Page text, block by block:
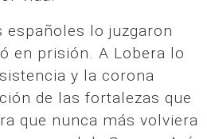
españoles lo juzgaron
en prisión. A Lobera lo
y la corona
de las fortalezas que
que nunca más volviera